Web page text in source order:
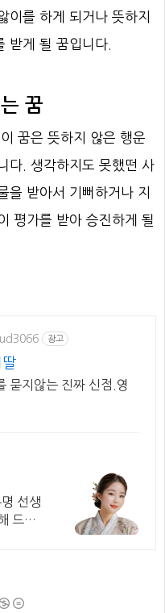
이를 하게 되거나 뜻하지
받게 될 꿈입니다.
꿈
꿈은 뜻하지 않은 행운
다. 생각하지도 못했떤 사
을 받아서 기뻐하거나 지
평가를 받아 승진하게 될
광고
딸
묻지않는 진짜 신점.영
선생
드립